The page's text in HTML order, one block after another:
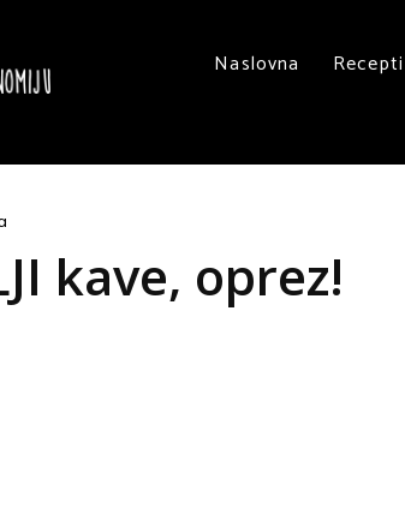
Naslovna Recepti
kave, oprez!